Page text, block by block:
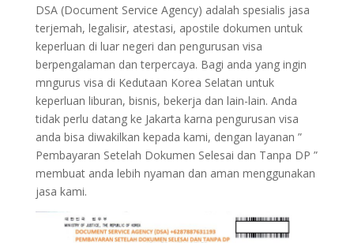
DSA (Document Service Agency) adalah spesialis jasa
terjemah, legalisir, atestasi, apostile dokumen untuk
keperluan di luar negeri dan pengurusan visa
berpengalaman dan terpercaya. Bagi anda yang ingin
mngurus visa di Kedutaan Korea Selatan untuk
keperluan liburan, bisnis, bekerja dan lain-lain. Anda
tidak perlu datang ke Jakarta karna pengurusan visa
anda bisa diwakilkan kepada kami, dengan layanan ”
Pembayaran Setelah Dokumen Selesai dan Tanpa DP ”
membuat anda lebih nyaman dan aman menggunakan
jasa kami.